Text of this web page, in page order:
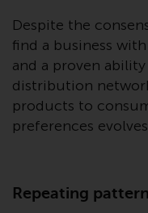
SERVICES
CH-8008
Redwheel
der
Bank AG,
8008 Zürich.
Despite the
find a business
and a proven
distribution
products to
preferences
Repeating